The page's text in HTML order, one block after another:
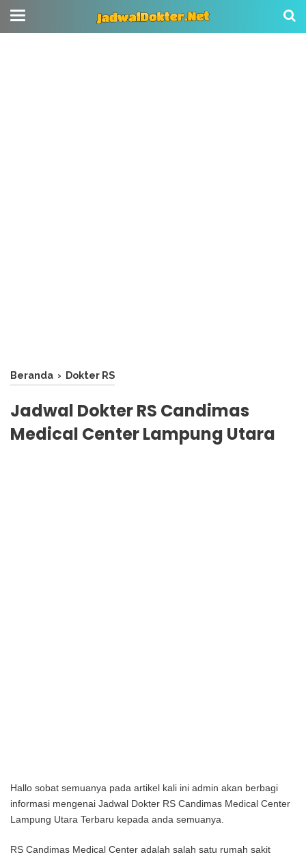
Beranda › Dokter RS
Jadwal Dokter RS Candimas
Medical Center Lampung Utara
Hallo sobat semuanya pada artikel kali ini admin akan berbagi
informasi mengenai Jadwal Dokter RS Candimas Medical Center
Lampung Utara Terbaru kepada anda semuanya.
RS Candimas Medical Center adalah salah satu rumah sakit